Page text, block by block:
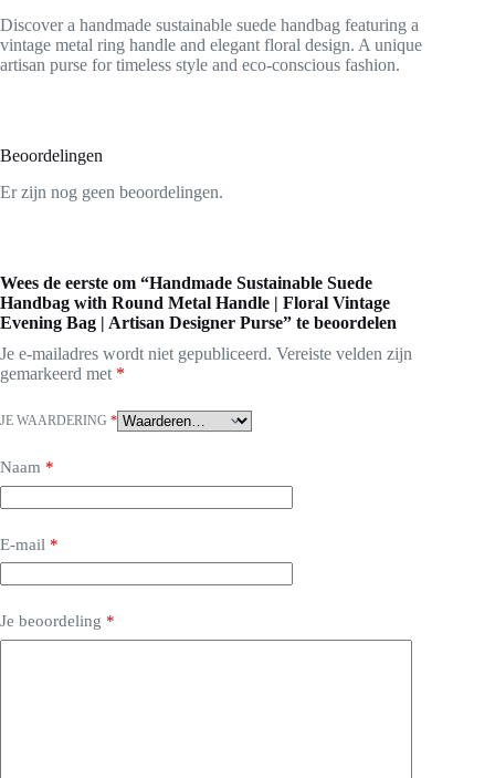
Discover a handmade sustainable suede handbag featuring a
vintage metal ring handle and elegant floral design. A unique
artisan purse for timeless style and eco-conscious fashion.
Beoordelingen
Er zijn nog geen beoordelingen.
Wees de eerste om “Handmade Sustainable Suede
Handbag with Round Metal Handle | Floral Vintage
Evening Bag | Artisan Designer Purse” te beoordelen
Je e-mailadres wordt niet gepubliceerd. Vereiste velden zijn
gemarkeerd met *
JE WAARDERING *
Naam *
E-mail *
Je beoordeling *